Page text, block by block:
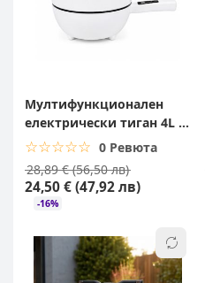
Мултифункционален
електрически тиган 4L с
капак
☆☆☆☆☆
★★★★★ 0 Ревюта
28,89 € (56,50 лв)
24,50 € (47,92 лв)
-16%